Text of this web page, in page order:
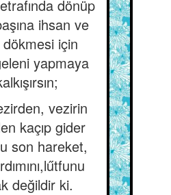
dönüp
ihsan ve
için
yapmaya
vezirin
kaçıp gider
son hareket,
değildir ki.